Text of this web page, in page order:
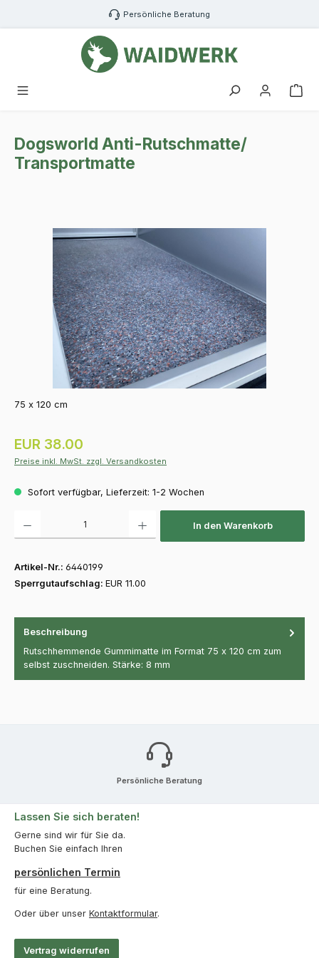
Zum Hauptinhalt springen Persönliche Beratung
Dogsworld Anti-Rutschmatte/
Transportmatte
Bildergalerie überspringen
75 x 120 cm
Regulärer Preis:
EUR 38.00
Preise inkl. MwSt. zzgl. Versandkosten
Sofort verfügbar, Lieferzeit: 1-2 Wochen
In den Warenkorb
Artikel-Nr.: 6440199
Sperrgutaufschlag: EUR 11.00
Beschreibung
Rutschhemmende Gummimatte im Format 75 x 120 cm zum
selbst zuschneiden. Stärke: 8 mm
Persönliche Beratung
Lassen Sie sich beraten!
Gerne sind wir für Sie da.
Buchen Sie einfach Ihren
persönlichen Termin
für eine Beratung.
Oder über unser Kontaktformular.
Vertrag widerrufen